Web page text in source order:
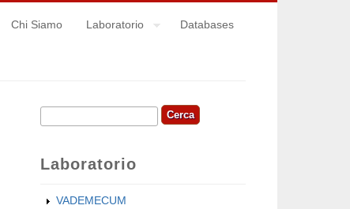
Chi Siamo Laboratorio Databases
Form di ricerca
Cerca
Laboratorio
VADEMECUM